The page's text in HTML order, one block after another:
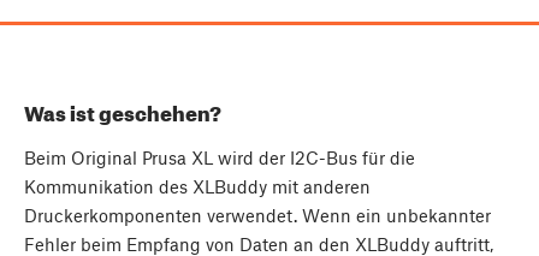
Was ist geschehen?
Beim Original Prusa XL wird der I2C-Bus für die
Kommunikation des XLBuddy mit anderen
Druckerkomponenten verwendet. Wenn ein unbekannter
Fehler beim Empfang von Daten an den XLBuddy auftritt,